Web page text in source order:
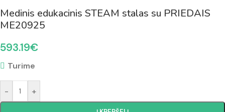
Medinis edukacinis STEAM stalas su PRIEDAIS
ME20925
593.19€
Turime
- +